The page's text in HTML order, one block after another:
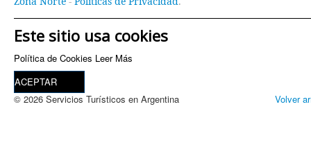
Este sitio usa cookies
Política de Cookies Leer Más
ACEPTAR
Volver
© 2026 Servicios Turísticos en Argentina